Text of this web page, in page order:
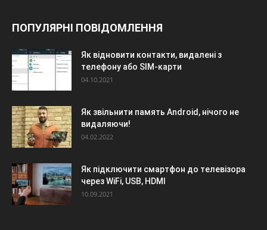
ПОПУЛЯРНІ ПОВІДОМЛЕННЯ
Як відновити контакти, видалені з
телефону або SIM-карти
04.10.2021
Як звільнити память Android, нічого не
видаляючи!
04.02.2022
Як підключити смартфон до телевізора
через WiFi, USB, HDMI
10.09.2021